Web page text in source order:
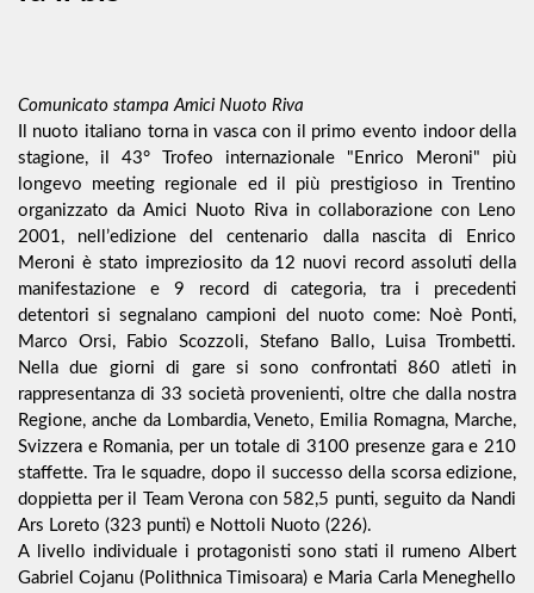
Comunicato stampa Amici Nuoto Riva
Il nuoto italiano torna in vasca con il primo evento indoor della
stagione, il 43° Trofeo internazionale "Enrico Meroni" più
longevo meeting regionale ed il più prestigioso in Trentino
organizzato da Amici Nuoto Riva in collaborazione con Leno
2001, nell’edizione del centenario dalla nascita di Enrico
Meroni è stato impreziosito da 12 nuovi record assoluti della
manifestazione e 9 record di categoria, tra i precedenti
detentori si segnalano campioni del nuoto come: Noè Ponti,
Marco Orsi, Fabio Scozzoli, Stefano Ballo, Luisa Trombetti.
Nella due giorni di gare si sono confrontati 860 atleti in
rappresentanza di 33 società provenienti, oltre che dalla nostra
Regione, anche da Lombardia, Veneto, Emilia Romagna, Marche,
Svizzera e Romania, per un totale di 3100 presenze gara e 210
staffette. Tra le squadre, dopo il successo della scorsa edizione,
doppietta per il Team Verona con 582,5 punti, seguito da Nandi
Ars Loreto (323 punti) e Nottoli Nuoto (226).
A livello individuale i protagonisti sono stati il rumeno Albert
Gabriel Cojanu (Polithnica Timisoara) e Maria Carla Meneghello